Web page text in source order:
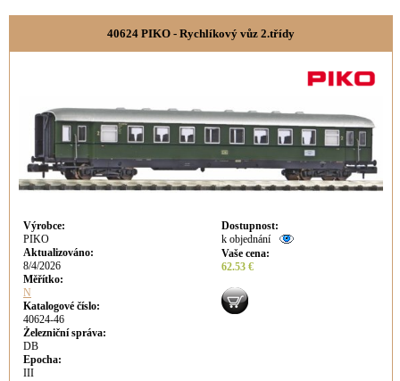
40624 PIKO - Rychlíkový vůz 2.třídy
Výrobce:
PIKO
Aktualizováno:
8/4/2026
Měřítko:
N
Katalogové číslo:
40624-46
Železniční správa:
DB
Epocha:
III
Dostupnost:
k objednání
Vaše cena:
62.53 €